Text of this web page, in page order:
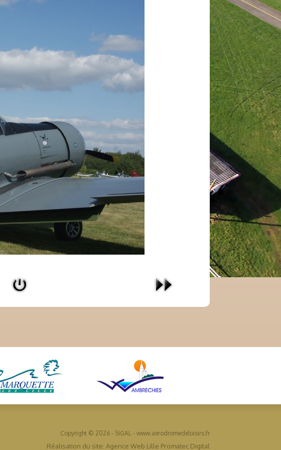
Copyright © 2026 - SIGAL - www.aerodromedeloisirs.fr
Réalisation du site: Agence Web Lille Promatec Digital